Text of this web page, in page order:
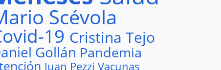
Scévola
19 Cristina Tejo
Gollán Pandemia
Juan Pezzi Vacunas